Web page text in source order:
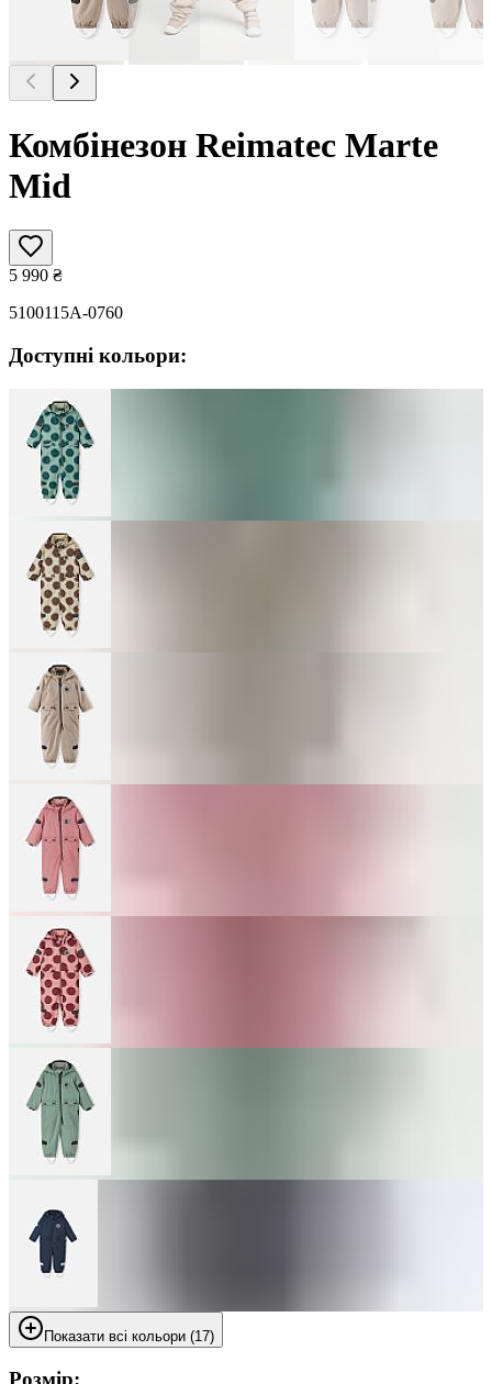
Комбінезон Reimatec Marte
Mid
5 990 ₴
5100115A-0760
Доступні кольори:
Показати всі кольори (17)